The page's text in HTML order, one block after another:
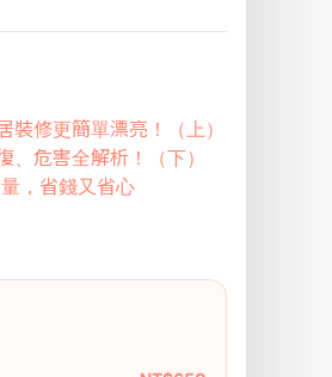
修更簡單漂亮！（上）
危害全解析！（下）
，省錢又省心